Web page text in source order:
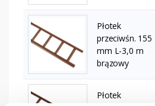
Płotek
przeciwśn. 155
mm L-3,0 m
brązowy
Płotek